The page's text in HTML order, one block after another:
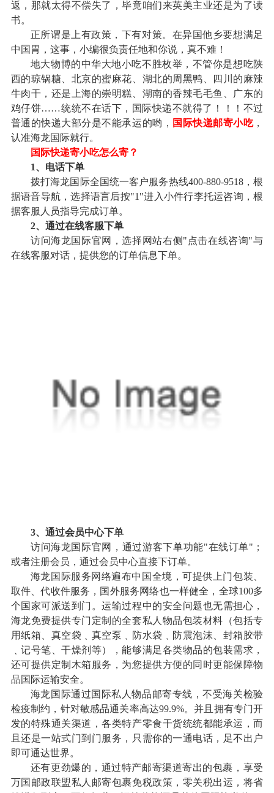
返，那就太得不偿失了，毕竟咱们来英美主业还是为了读
书。
正所谓是上有政策，下有对策。在异国他乡要想满足
中国胃，这事，小编很负责任地和你说，真不难！
地大物博的中华大地小吃不胜枚举，不管你是想吃陕
西的琼锅糖、北京的蜜麻花、湖北的周黑鸭、四川的麻辣
牛肉干，还是上海的崇明糕、湖南的香辣毛毛鱼、广东的
鸡仔饼……统统不在话下，国际快递不就得了！！！不过
普通的快递大部分是不能承运的哟， 国际快递邮寄小吃，
认准海龙国际就行。
国际快递寄小吃怎么寄？
1、电话下单
拨打海龙国际全国统一客户服务热线400-880-9518，根
据语音导航，选择语言后按"1"进入小件行李托运咨询，根
据客服人员指导完成订单。
2、通过在线客服下单
访问海龙国际官网，选择网站右侧"点击在线咨询"与
在线客服对话，提供您的订单信息下单。
3、通过会员中心下单
访问海龙国际官网，通过游客下单功能"在线订单"；
或者注册会员，通过会员中心直接下订单。
海龙国际服务网络遍布中国全境，可提供上门包装、
取件、代收件服务，国外服务网络也一样健全，全球100多
个国家可派送到门。运输过程中的安全问题也无需担心，
海龙免费提供专门定制的全套私人物品包装材料（包括专
用纸箱、真空袋﹑真空泵﹑防水袋﹑防震泡沫、封箱胶带
﹑记号笔、干燥剂等），能够满足各类物品的包装需求，
还可提供定制木箱服务，为您提供方便的同时更能保障物
品国际运输安全。
海龙国际通过国际私人物品邮寄专线，不受海关检验
检疫制约，针对敏感品通关率高达99.9%。并且拥有专门开
发的特殊通关渠道，各类特产零食干货统统都能承运，而
且还是一站式门到门服务，只需你的一通电话，足不出户
即可通达世界。
还有更劲爆的，通过特产邮寄渠道寄出的包裹，享受
万国邮政联盟私人邮寄包裹免税政策，零关税出运，将省